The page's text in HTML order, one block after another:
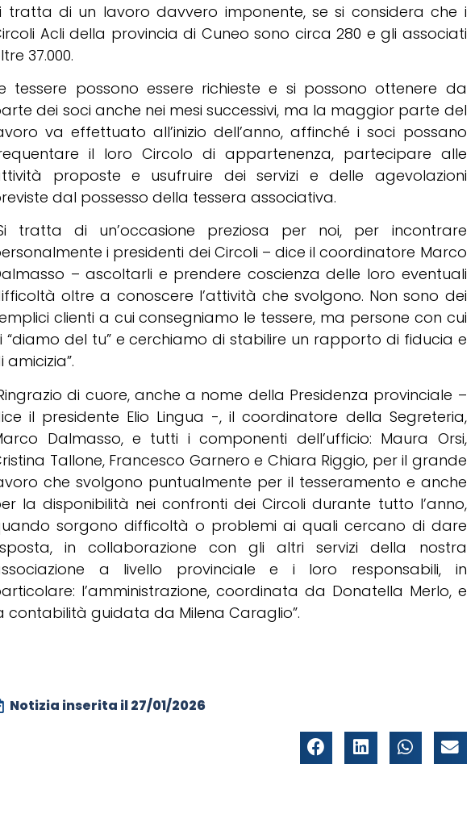
tratta di un lavoro davvero imponente, se si considera che i
Acli della provincia di Cuneo sono circa 280 e gli associati
37.000.
tessere possono essere richieste e si possono ottenere da
dei soci anche nei mesi successivi, ma la maggior parte del
va effettuato all’inizio dell’anno, affinché i soci possano
il loro Circolo di appartenenza, partecipare alle
proposte e usufruire dei servizi e delle agevolazioni
dal possesso della tessera associativa.
tratta di un’occasione preziosa per noi, per incontrare
i presidenti dei Circoli – dice il coordinatore Marco
– ascoltarli e prendere coscienza delle loro eventuali
oltre a conoscere l’attività che svolgono. Non sono dei
clienti a cui consegniamo le tessere, ma persone con cui
“diamo del tu” e cerchiamo di stabilire un rapporto di fiducia e
amicizia”.
di cuore, anche a nome della Presidenza provinciale –
il presidente Elio Lingua -, il coordinatore della Segreteria,
Dalmasso, e tutti i componenti dell’ufficio: Maura Orsi,
Tallone, Francesco Garnero e Chiara Riggio, per il grande
che svolgono puntualmente per il tesseramento e anche
la disponibilità nei confronti dei Circoli durante tutto l’anno,
sorgono difficoltà o problemi ai quali cercano di dare
in collaborazione con gli altri servizi della nostra
a livello provinciale e i loro responsabili, in
l’amministrazione, coordinata da Donatella Merlo, e
contabilità guidata da Milena Caraglio”.
Notizia inserita il27/01/2026